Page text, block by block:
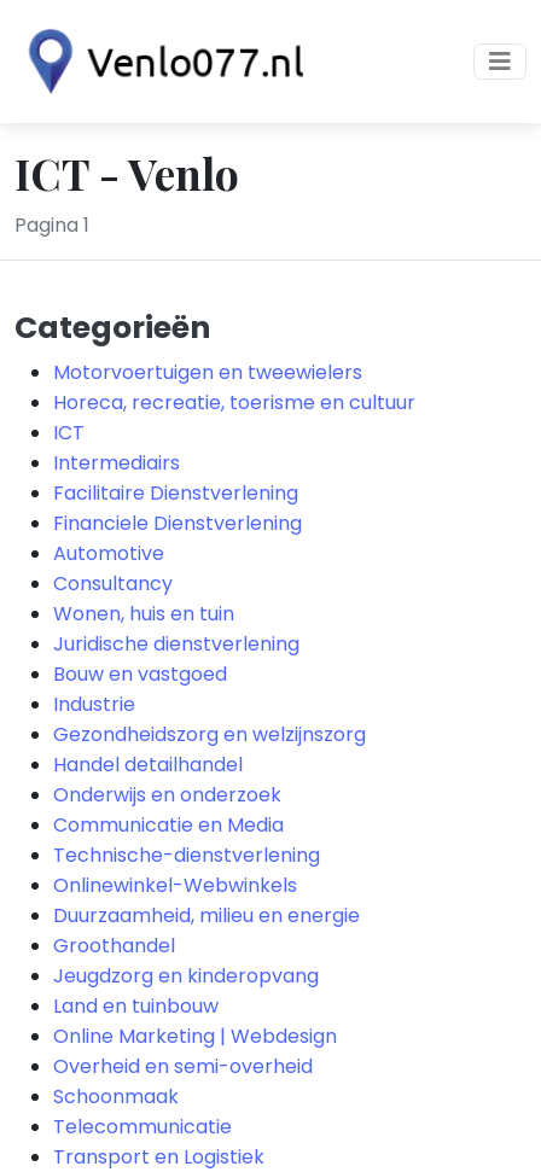
ICT - Venlo
Pagina 1
Categorieën
Motorvoertuigen en tweewielers
Horeca, recreatie, toerisme en cultuur
ICT
Intermediairs
Facilitaire Dienstverlening
Financiele Dienstverlening
Automotive
Consultancy
Wonen, huis en tuin
Juridische dienstverlening
Bouw en vastgoed
Industrie
Gezondheidszorg en welzijnszorg
Handel detailhandel
Onderwijs en onderzoek
Communicatie en Media
Technische-dienstverlening
Onlinewinkel-Webwinkels
Duurzaamheid, milieu en energie
Groothandel
Jeugdzorg en kinderopvang
Land en tuinbouw
Online Marketing | Webdesign
Overheid en semi-overheid
Schoonmaak
Telecommunicatie
Transport en Logistiek